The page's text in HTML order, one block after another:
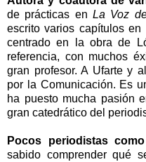
de prácticas en La Voz
escrito varios capítulos
centrado en la obra de
referencia, con muchos
gran profesor. A Ufarte y
por la Comunicación. Es
ha puesto mucha pasión
gran catedrático del
Pocos periodistas
sabido comprender qué